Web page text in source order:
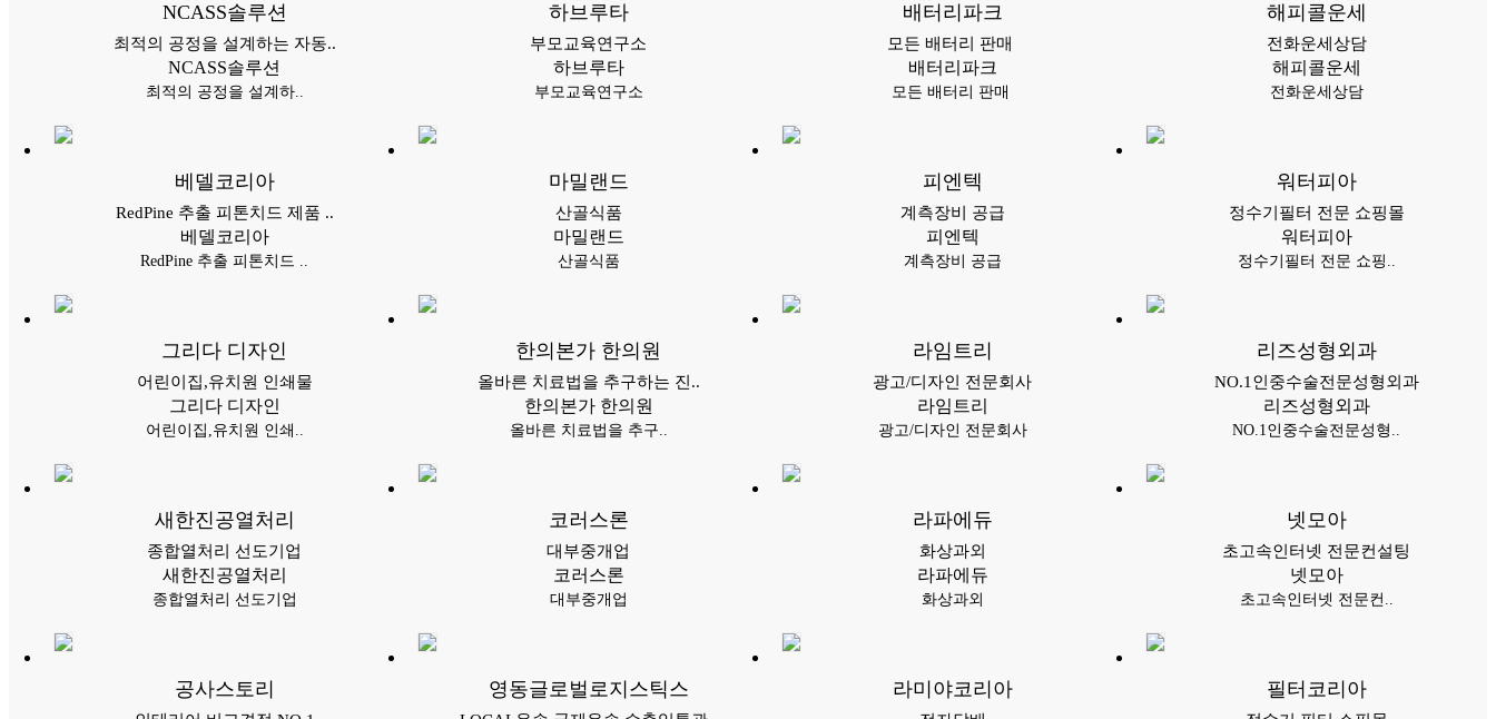
NCASS솔루션
최적의 공정을 설계하는 자동..
NCASS솔루션
최적의 공정을 설계하..
하브루타
부모교육연구소
하브루타
부모교육연구소
배터리파크
모든 배터리 판매
배터리파크
모든 배터리 판매
해피콜운세
전화운세상담
해피콜운세
전화운세상담
베델코리아
RedPine 추출 피톤치드 제품 ..
베델코리아
RedPine 추출 피톤치드 ..
마밀랜드
산골식품
마밀랜드
산골식품
피엔텍
계측장비 공급
피엔텍
계측장비 공급
워터피아
정수기필터 전문 쇼핑몰
워터피아
정수기필터 전문 쇼핑..
그리다 디자인
어린이집,유치원 인쇄물
그리다 디자인
어린이집,유치원 인쇄..
한의본가 한의원
올바른 치료법을 추구하는 진..
한의본가 한의원
올바른 치료법을 추구..
라임트리
광고/디자인 전문회사
라임트리
광고/디자인 전문회사
리즈성형외과
NO.1인중수술전문성형외과
리즈성형외과
NO.1인중수술전문성형..
새한진공열처리
종합열처리 선도기업
새한진공열처리
종합열처리 선도기업
코러스론
대부중개업
코러스론
대부중개업
라파에듀
화상과외
라파에듀
화상과외
넷모아
초고속인터넷 전문컨설팅
넷모아
초고속인터넷 전문컨..
공사스토리 영동글로벌로지스틱스 라미야코리아 필터코리아